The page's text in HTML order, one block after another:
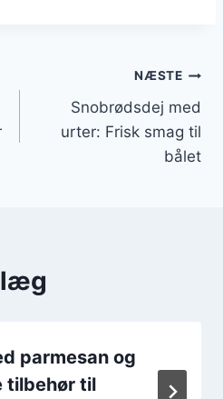
NÆSTE
Snobrødsdej med
urter: Frisk smag til
bålet
parmesan og
tilbehør til